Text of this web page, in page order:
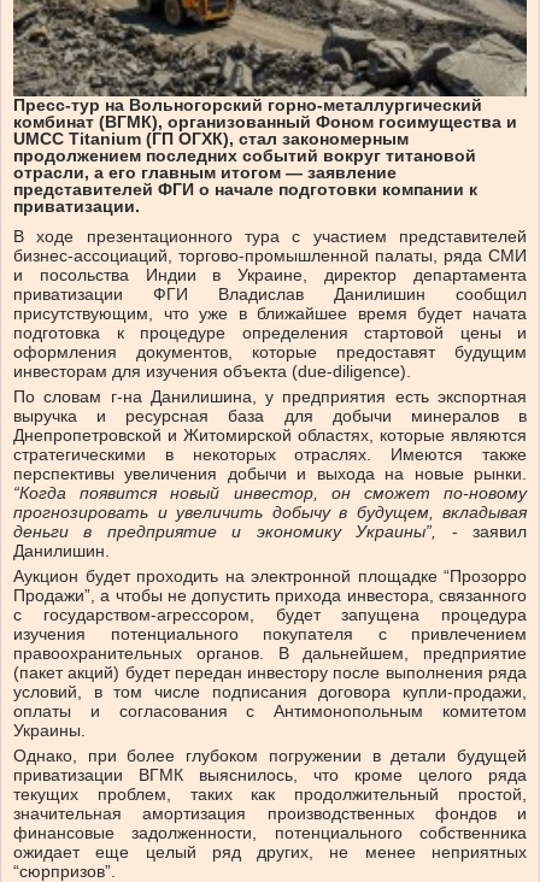
Пресс-тур на Вольногорский горно-металлургический
комбинат (ВГМК), организованный Фоном госимущества и
UMCC Titanium (ГП ОГХК), стал закономерным
продолжением последних событий вокруг титановой
отрасли, а его главным итогом — заявление
представителей ФГИ о начале подготовки компании к
приватизации.
В ходе презентационного тура с участием представителей
бизнес-ассоциаций, торгово-промышленной палаты, ряда СМИ
и посольства Индии в Украине, директор департамента
приватизации ФГИ Владислав Данилишин сообщил
присутствующим, что уже в ближайшее время будет начата
подготовка к процедуре определения стартовой цены и
оформления документов, которые предоставят будущим
инвесторам для изучения объекта (due-diligence).
По словам г-на Данилишина, у предприятия есть экспортная
выручка и ресурсная база для добычи минералов в
Днепропетровской и Житомирской областях, которые являются
стратегическими в некоторых отраслях. Имеются также
перспективы увеличения добычи и выхода на новые рынки.
“Когда появится новый инвестор, он сможет по-новому
прогнозировать и увеличить добычу в будущем, вкладывая
деньги в предприятие и экономику Украины”, - заявил
Данилишин.
Аукцион будет проходить на электронной площадке “Прозорро
Продажи”, а чтобы не допустить прихода инвестора, связанного
с государством-агрессором, будет запущена процедура
изучения потенциального покупателя с привлечением
правоохранительных органов. В дальнейшем, предприятие
(пакет акций) будет передан инвестору после выполнения ряда
условий, в том числе подписания договора купли-продажи,
оплаты и согласования с Антимонопольным комитетом
Украины.
Однако, при более глубоком погружении в детали будущей
приватизации ВГМК выяснилось, что кроме целого ряда
текущих проблем, таких как продолжительный простой,
значительная амортизация производственных фондов и
финансовые задолженности, потенциального собственника
ожидает еще целый ряд других, не менее неприятных
“сюрпризов”.